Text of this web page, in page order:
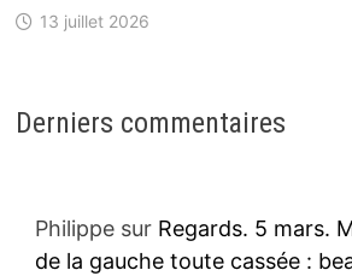
13 juillet 2026
Derniers commentaires
Philippesur Regards. 5 mars.
de la gauche toute cassée :